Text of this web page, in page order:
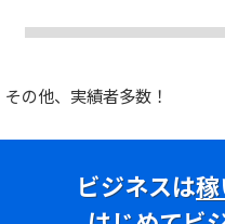
その他、実績者多数！
ビジネスは